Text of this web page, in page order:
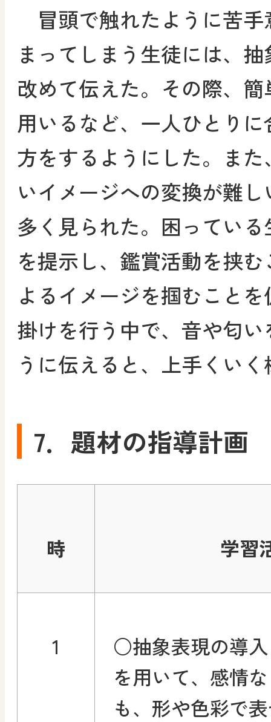
冒頭で触れたように苦手
まってしまう生徒には、
改めて伝えた。その際、
用いるなど、一人ひとり
方をするようにした。ま
いイメージへの変換が難
多く見られた。困ってい
を提示し、鑑賞活動を挟
よるイメージを掴むこと
掛けを行う中で、音や匂
うに伝えると、上手くい
7．題材の指導計画
時 学習
1
○抽象表現の導
を用いて、感情
も、形や色彩で